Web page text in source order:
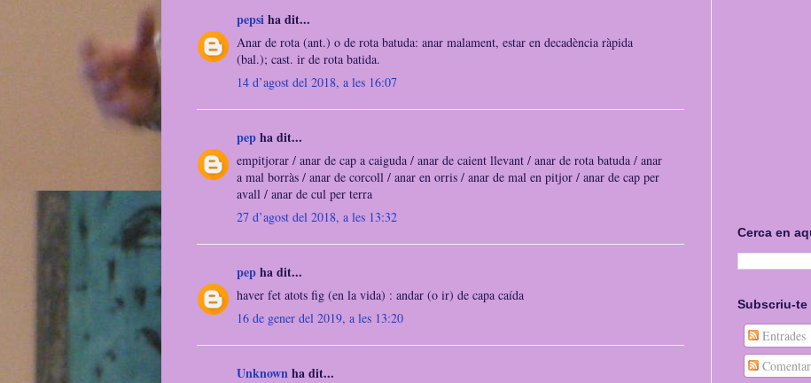
pepsiha dit...
Anar de rota (ant.) o de rota batuda: anar malament, estar en decadència ràpida
(bal.); cast. ir de rota batida.
14 d’agost del 2018, a les 16:07
pepha dit...
empitjorar / anar de cap a caiguda / anar de caient llevant / anar de rota batuda / anar
a mal borràs / anar de corcoll / anar en orris / anar de mal en pitjor / anar de cap per
avall / anar de cul per terra
27 d’agost del 2018, a les 13:32
pepha dit...
haver fet atots fig (en la vida) : andar (o ir) de capa caída
16 de gener del 2019, a les 13:20
Unknownha dit...
Cerca en
Subscriu-te
Entrades